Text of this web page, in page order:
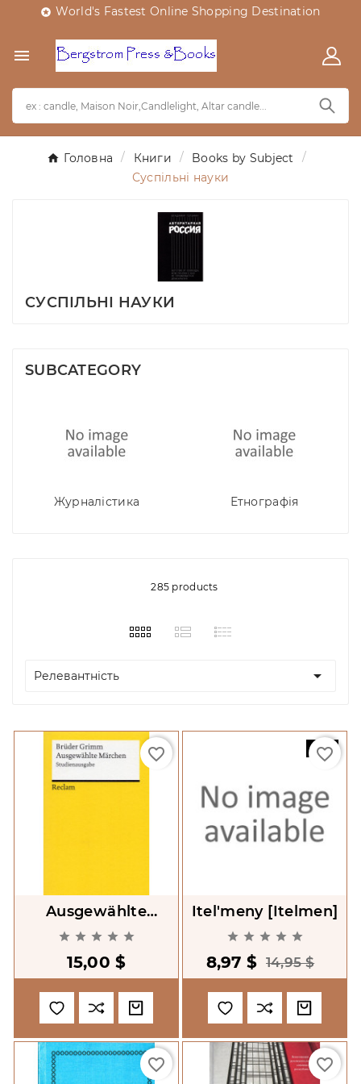
 World's Fastest Online Shopping Destination

Головна Книги
Books by Subject
Суспільні науки
СУСПІЛЬНІ НАУКИ
SUBCATEGORY
Журналістика Етнографія
285 products
Релевантність 
Ausgewählte
Märchen [Selected
Fairy Tales]
    
15,00 $
favorite_border -40%
Itel'meny [Itelmen]
    
8,97 $ 14,95 $
favorite_border
favorite_border favorite_border